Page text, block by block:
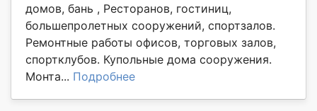
домов, бань , Ресторанов, гостиниц,
большепролетных сооружений, спортзалов.
Ремонтные работы офисов, торговых залов,
спортклубов. Купольные дома сооружения.
Монта... Подробнее